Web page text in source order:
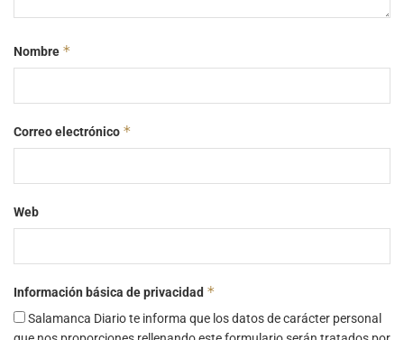
Nombre *
Correo electrónico *
Web
Información básica de privacidad *
Salamanca Diario te informa que los datos de carácter personal